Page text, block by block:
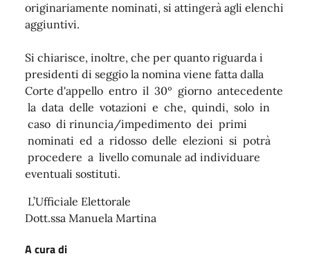
originariamente nominati, si attingerà agli elenchi
aggiuntivi.
Si chiarisce, inoltre, che per quanto riguarda i
presidenti di seggio la nomina viene fatta dalla
Corte d'appello entro il 30º giorno antecedente
la data delle votazioni e che, quindi, solo in
caso di rinuncia/impedimento dei primi
nominati ed a ridosso delle elezioni si potrà
procedere a livello comunale ad individuare
eventuali sostituti.
L’Ufficiale Elettorale
Dott.ssa Manuela Martina
A cura di